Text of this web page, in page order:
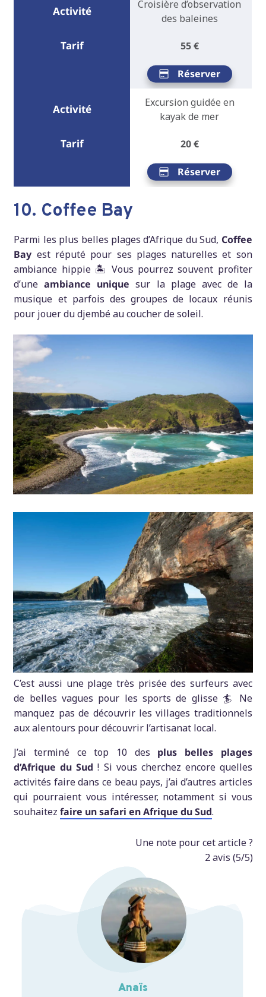
Croisière d’observation
des baleines
55 €
Réserver
Excursion guidée en
kayak de mer
20 €
Réserver
10. Coffee Bay
Parmi les plus belles plages d’Afrique du Sud, Coffee
Bay est réputé pour ses plages naturelles et son
ambiance hippie 🏝️ Vous pourrez souvent profiter
d’uneambiance unique sur la plage avec de la
musique et parfois des groupes de locaux réunis
pour jouer du djembé au coucher de soleil.
C’est aussi une plage très prisée des surfeurs avec
de belles vagues pour les sports de glisse 🏄 Ne
manquez pas de découvrir les villages traditionnels
aux alentours pour découvrir l’artisanat local.
J’ai terminé ce top 10 des plus belles plages
d’Afrique du Sud ! Si vous cherchez encore quelles
activités faire dans ce beau pays, j’ai d’autres articles
qui pourraient vous intéresser, notamment si vous
souhaitezfaire un safari en Afrique du Sud.
Une note pour cet article ?
2avis (5/5)
Anaïs